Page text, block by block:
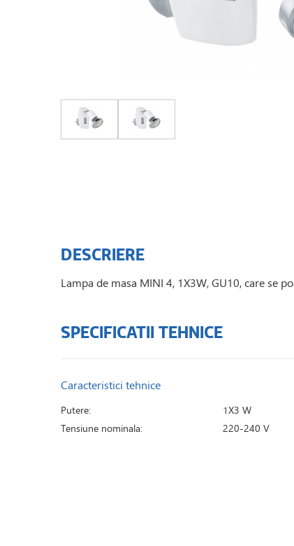
DESCRIERE
Lampa de masa MINI 4, 1X3W, GU10, care se
SPECIFICATII TEHNICE
Caracteristici tehnice
Putere:
1X3 W
Tensiune nominala:
220-240 V